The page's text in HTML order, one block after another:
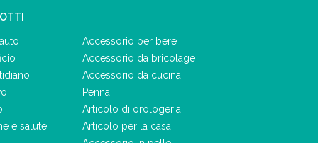
e salute
Accessorio per bere
Accessorio da bricolage
Accessorio da cucina
Penna
Articolo di orologeria
Articolo per la casa